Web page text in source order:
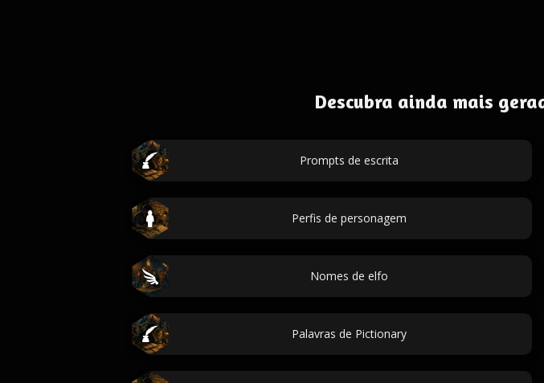
Descubra ainda mais
Prompts de escrita
Perfis de personagem
Nomes de elfo
Palavras de Pictionary